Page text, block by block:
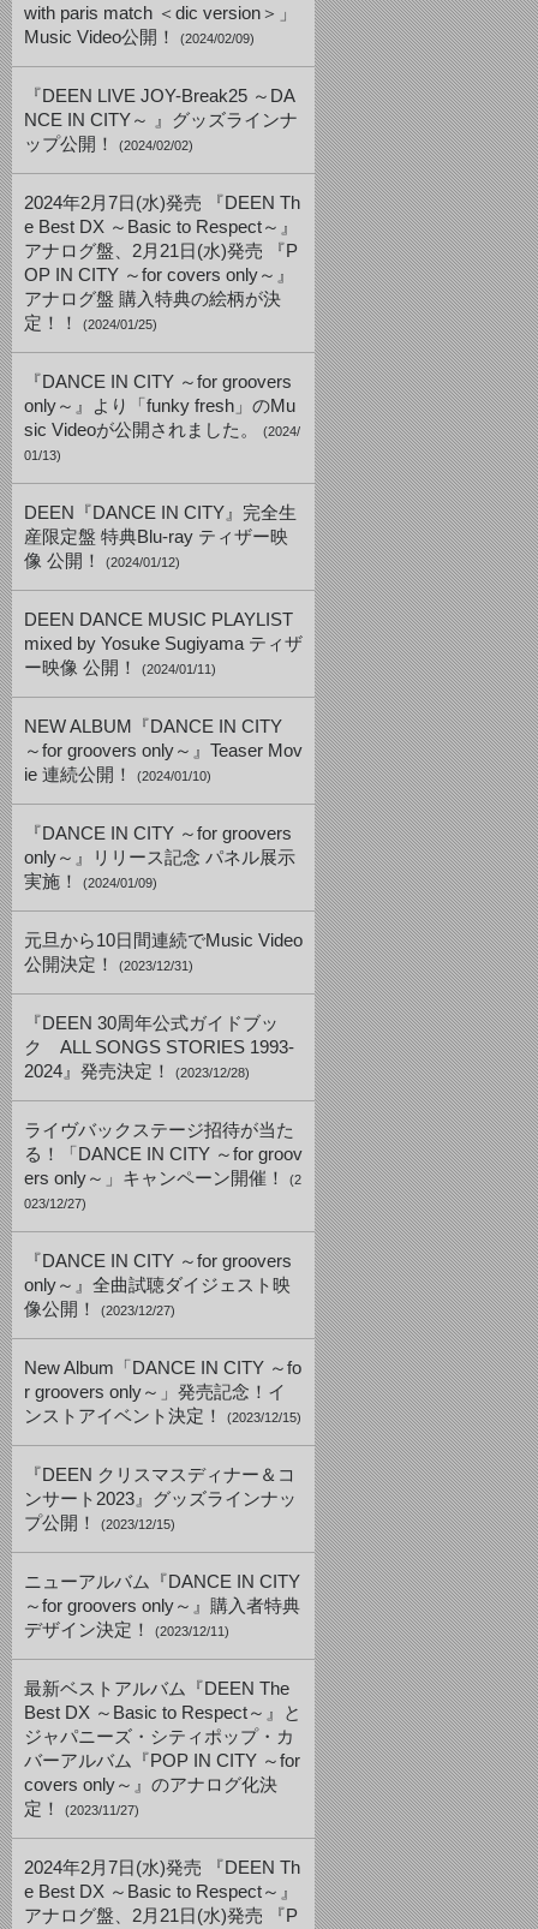
with paris match ＜dic version＞」
Music Video公開！
(2024/02/09)
『DEEN LIVE JOY-Break25 ～DA
NCE IN CITY～ 』グッズラインナ
ップ公開！
(2024/02/02)
2024年2月7日(水)発売 『DEEN Th
e Best DX ～Basic to Respect～』
アナログ盤、2月21日(水)発売 『P
OP IN CITY ～for covers only～』
アナログ盤 購入特典の絵柄が決
定！！
(2024/01/25)
『DANCE IN CITY ～for groovers
only～』より「funky fresh」のMu
sic Videoが公開されました。
(2024/
01/13)
DEEN『DANCE IN CITY』完全生
産限定盤 特典Blu-ray ティザー映
像 公開！
(2024/01/12)
DEEN DANCE MUSIC PLAYLIST
mixed by Yosuke Sugiyama ティザ
ー映像 公開！
(2024/01/11)
NEW ALBUM『DANCE IN CITY
～for groovers only～』Teaser Mov
ie 連続公開！
(2024/01/10)
『DANCE IN CITY ～for groovers
only～』リリース記念 パネル展示
実施！
(2024/01/09)
元旦から10日間連続でMusic Video
公開決定！
(2023/12/31)
『DEEN 30周年公式ガイドブッ
ク ALL SONGS STORIES 1993-
2024』発売決定！
(2023/12/28)
ライヴバックステージ招待が当た
る！「DANCE IN CITY ～for groov
ers only～」キャンペーン開催！
(2
023/12/27)
『DANCE IN CITY ～for groovers
only～』全曲試聴ダイジェスト映
像公開！
(2023/12/27)
New Album「DANCE IN CITY ～fo
r groovers only～」発売記念！イ
ンストアイベント決定！
(2023/12/15)
『DEEN クリスマスディナー＆コ
ンサート2023』グッズラインナッ
プ公開！
(2023/12/15)
ニューアルバム『DANCE IN CITY
～for groovers only～』購入者特典
デザイン決定！
(2023/12/11)
最新ベストアルバム『DEEN The
Best DX ～Basic to Respect～』と
ジャパニーズ・シティポップ・カ
バーアルバム『POP IN CITY ～for
covers only～』のアナログ化決
定！
(2023/11/27)
2024年2月7日(水)発売 『DEEN Th
e Best DX ～Basic to Respect～』
アナログ盤、2月21日(水)発売 『P